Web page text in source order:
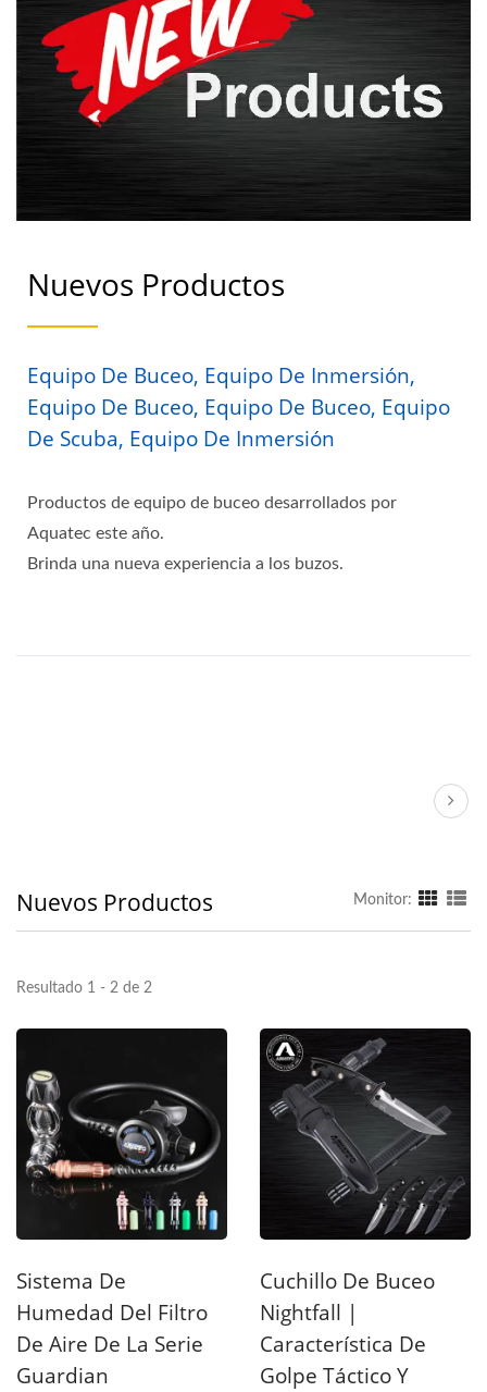
Nuevos Productos
Equipo De Buceo, Equipo De Inmersión,
Equipo De Buceo, Equipo De Buceo, Equipo
De Scuba, Equipo De Inmersión
Productos de equipo de buceo desarrollados por
Aquatec este año.
Brinda una nueva experiencia a los buzos.
Nuevos Productos Monitor:
Resultado 1 - 2 de 2
Sistema De
Humedad Del Filtro
De Aire De La Serie
Guardian
Cuchillo De Buceo
Nightfall |
Característica De
Golpe Táctico Y